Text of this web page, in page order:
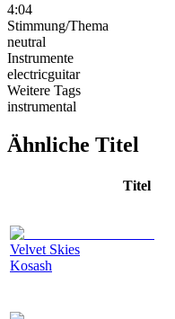
4:04
Stimmung/Thema
neutral
Instrumente
electricguitar
Weitere Tags
instrumental
Ähnliche Titel
Titel
Velvet Skies
Kosash